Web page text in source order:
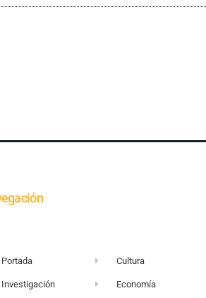
Portada
Investigación
Cultura
Economía